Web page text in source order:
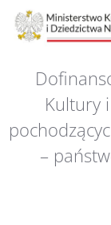
Kultury
–